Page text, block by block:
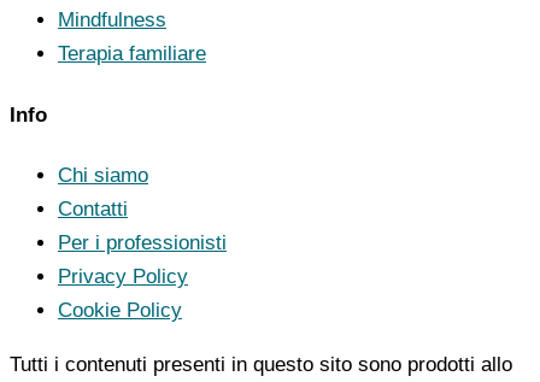
Mindfulness
Terapia familiare
Info
Chi siamo
Contatti
Per i professionisti
Privacy Policy
Cookie Policy
Tutti i contenuti presenti in questo sito sono prodotti allo